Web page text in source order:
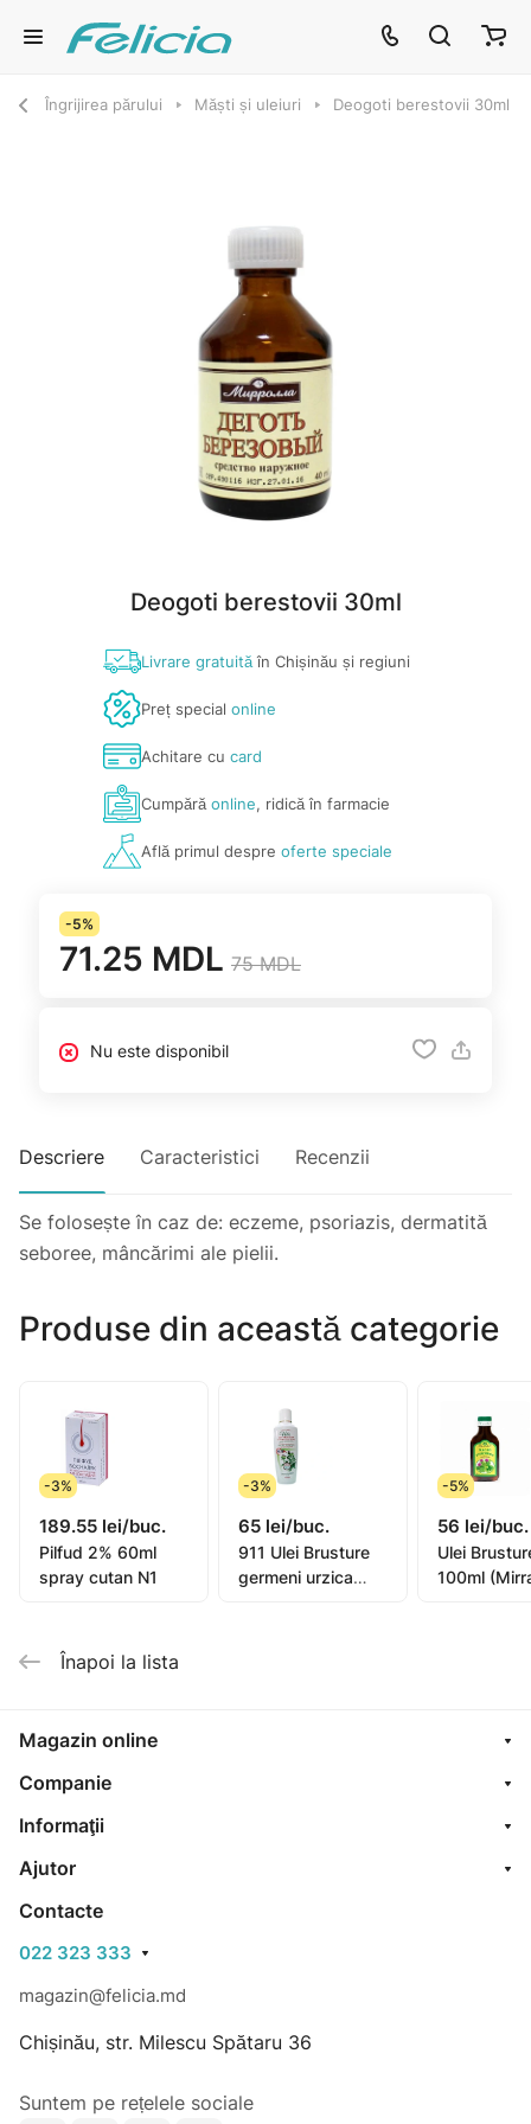
Îngrijirea părului Măști și uleiuri Deogoti berestovii 30ml
Deogoti berestovii 30ml
Livrare gratuităîn Chișinău și regiuni
Preț special online
Achitare cu card
Cumpărăonline, ridică în farmacie
Află primul despre oferte speciale
-5%
71.25 MDL 75 MDL
Nu este disponibil
Descriere Caracteristici Recenzii
Se folosește în caz de: eczeme, psoriazis, dermatită
seboree, mâncărimi ale pielii.
Produse din această categorie
-3%
189.55 lei/buc.
Pilfud 2% 60ml
spray cutan N1
-3%
65 lei/buc.
911 Ulei Brusture
germeni urzica
-5%
56 lei/buc.
Ulei
100ml
Înapoi la lista
Magazin online
Companie
Informaţii
Ajutor
Contacte
022 323 333
magazin@felicia.md
Chișinău, str. Milescu Spătaru 36
Suntem pe rețelele sociale